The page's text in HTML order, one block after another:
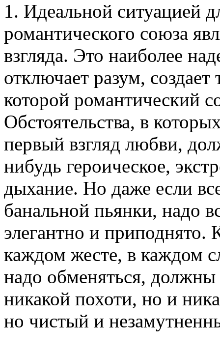
1. Идеальной ситуацией
романтического союза
взгляда. Это наиболее
отключает разум,
которой романтический
Обстоятельства, в
первый взгляд любви,
нибудь героическое,
дыхание. Но даже если
банальной пьянки, надо
элегантно и приподнято.
каждом жесте, в каждом
надо обменяться,
никакой похоти, но и
но чистый и